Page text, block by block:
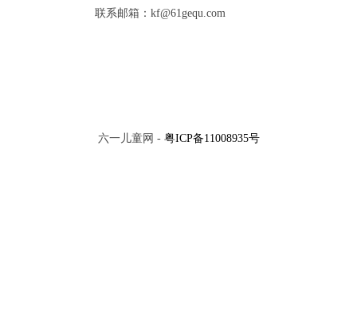
联系邮箱：kf@61gequ.com
六一儿童网 - 粤ICP备11008935号